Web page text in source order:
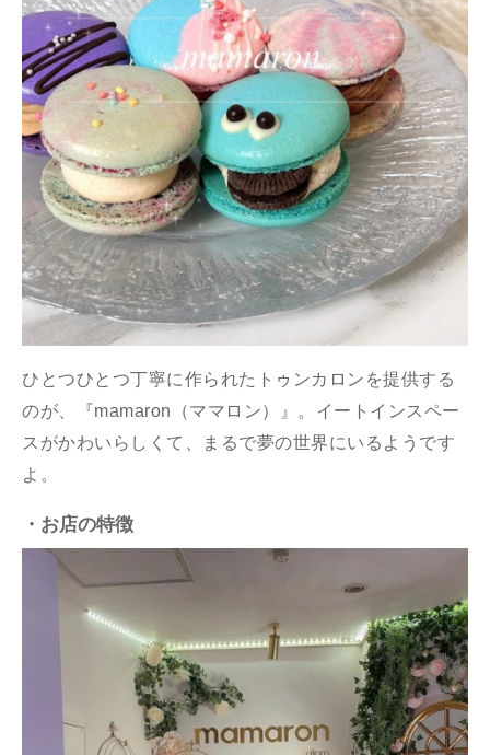
ひとつひとつ丁寧に作られたトゥンカロンを提供する
のが、『mamaron（ママロン）』。イートインスペー
スがかわいらしくて、まるで夢の世界にいるようです
よ。
・お店の特徴